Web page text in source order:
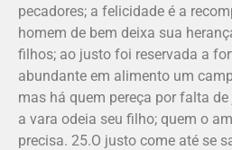
pecadores; a felicidade é a
homem de bem deixa sua
filhos; ao justo foi reservada a
abundante em alimento um
mas há quem pereça por falta
a vara odeia seu filho; quem o
precisa. 25.O justo come até se